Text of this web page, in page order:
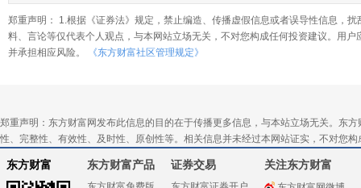
郑重声明： 1.根据《证券法》规定，禁止编造、传播虚假信息或者误导性信息，
料、言论等仅代表个人观点，与本网站立场无关，不对您构成任何投资建议。用
并承担相应风险。
《东方财富社区管理规定》
郑重声明：东方财富网发布此信息的目的在于传播更多信息，与本站立场无关。东
性、完整性、有效性、及时性、原创性等。相关信息并未经过本网站证实，不对您
东方财富 东方财富产品 证券交易 关注东方财富